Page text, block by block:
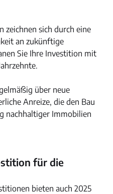
zeichnen sich durch eine
an zukünftige
Sie Ihre Investition mit
über neue
Anreize, die den Bau
nachhaltiger Immobilien
für die
bieten auch 2025